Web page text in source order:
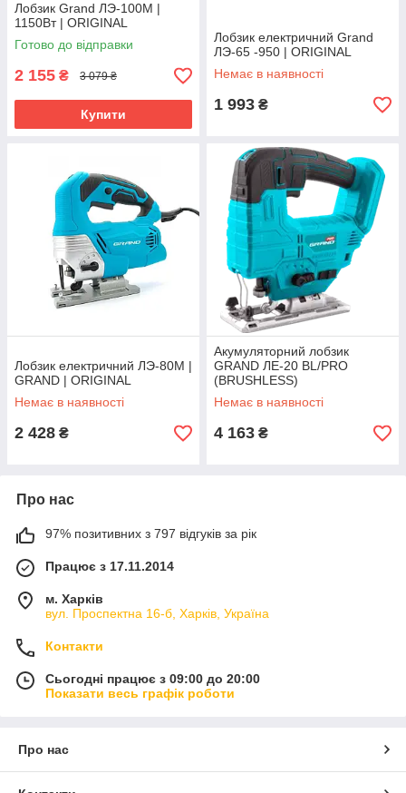
Лобзик Grand ЛЭ-100М |
1150Вт | ORIGINAL
Готово до відправки
2 155 ₴ 3 079 ₴
Купити
Лобзик електричний Grand
ЛЭ-65 -950 | ORIGINAL
Немає в наявності
1 993 ₴
Лобзик електричний ЛЭ-80M |
GRAND | ORIGINAL
Немає в наявності
2 428 ₴
Акумуляторний лобзик
GRAND ЛЕ-20 BL/PRO
(BRUSHLESS)
Немає в наявності
4 163 ₴
Про нас
97% позитивних з 797 відгуків за рік
Працює з 17.11.2014
м. Харків
вул. Проспектна 16-б, Харків, Україна
Контакти
Сьогодні працює з 09:00 до 20:00
Показати весь графік роботи
Про нас